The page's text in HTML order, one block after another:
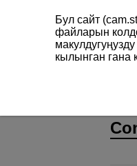
EOS
Бул сайт
файларын
кылынган гана